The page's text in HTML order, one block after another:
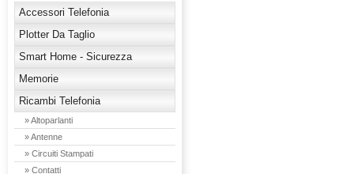
Accessori Telefonia
Plotter Da Taglio
Smart Home - Sicurezza
Memorie
Ricambi Telefonia
» Altoparlanti
» Antenne
» Circuiti Stampati
» Contatti